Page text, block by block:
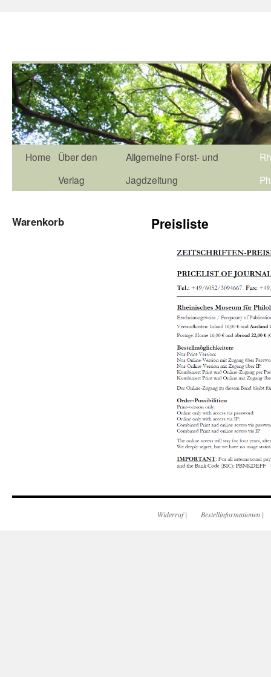
Home
Über den
Verlag
Allgemeine Forst- und
Jagdzeitung
Preisliste
Warenkorb
Widerruf| Bestellinformationen |